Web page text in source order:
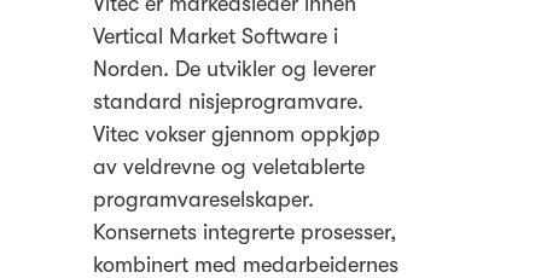
Vertical Market Software i
Norden. De utvikler og leverer
standard nisjeprogramvare.
Vitec vokser gjennom oppkjøp
av veldrevne og veletablerte
programvareselskaper.
Konsernets integrerte prosesser,
kombinert med medarbeidernes